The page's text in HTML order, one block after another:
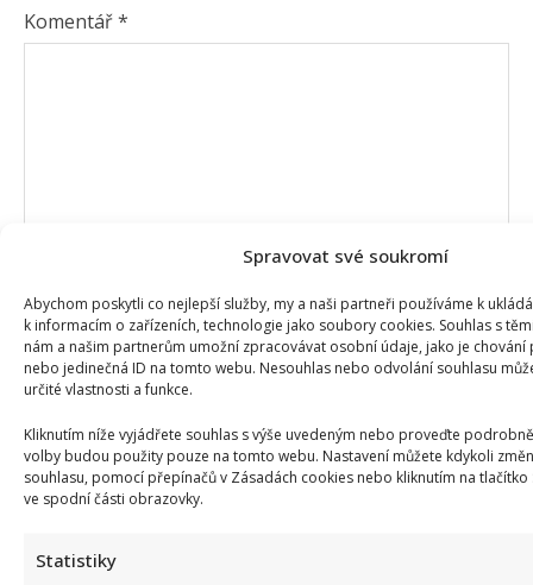
Spravovat své soukromí
Abychom poskytli co nejlepší služby, my a naši partneři používáme k
k informacím o zařízeních, technologie jako soubory cookies. Souhlas s
nám a našim partnerům umožní zpracovávat osobní údaje, jako je
nebo jedinečná ID na tomto webu. Nesouhlas nebo odvolání souhlasu
určité vlastnosti a funkce.
Kliknutím níže vyjádřete souhlas s výše uvedeným nebo proveďte
volby budou použity pouze na tomto webu. Nastavení můžete kdykoli
souhlasu, pomocí přepínačů v Zásadách cookies nebo kliknutím na tlačítko
ve spodní části obrazovky.
Statistiky
Komentář*
Jméno*
E-mail *